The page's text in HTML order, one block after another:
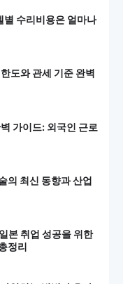
별 수리비용은 얼마나
도와 관세 기준 완벽
가이드: 외국인 근로
의 최신 동향과 산업
본 취업 성공을 위한
정리